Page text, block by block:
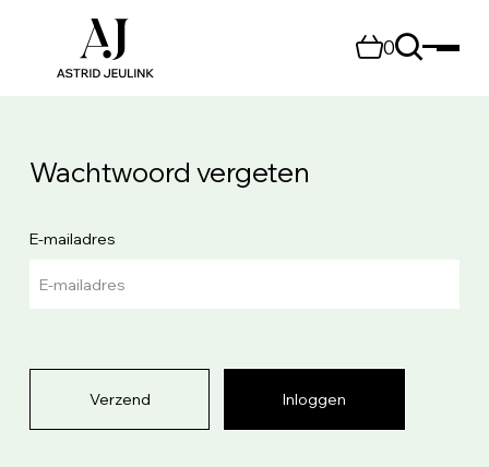
0
Wachtwoord vergeten
E-mailadres
Verzend Inloggen